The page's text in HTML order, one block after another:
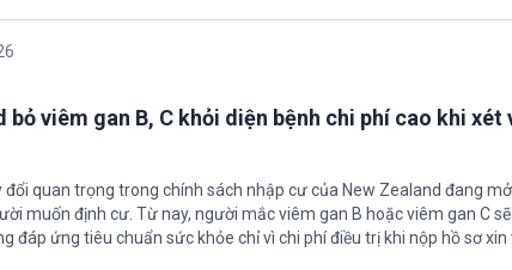
bỏ viêm gan B, C khỏi diện bệnh chi phí cao khi xét
đổi quan trọng trong chính sách nhập cư của New Zealand đang
muốn định cư. Từ nay, người mắc viêm gan B hoặc viêm gan C
đáp ứng tiêu chuẩn sức khỏe chỉ vì chi phí điều trị khi nộp hồ sơ xin